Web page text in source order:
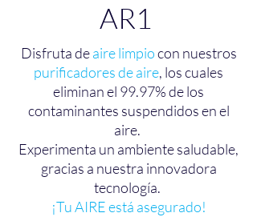
AR1
Disfruta deaire limpiocon nuestros
purificadores de aire, los cuales
eliminan el 99.97% de los
contaminantes suspendidos en el
aire.
Experimenta un ambiente saludable,
gracias a nuestra innovadora
tecnología.
¡Tu AIRE está asegurado!